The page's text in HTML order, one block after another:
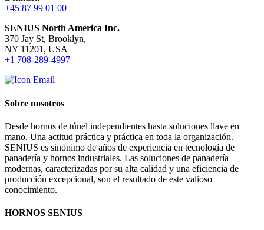
+45 87 99 01 00
SENIUS North America Inc.
370 Jay St, Brooklyn,
NY 11201, USA
+1 708-289-4997
Sobre nosotros
Desde hornos de túnel independientes hasta soluciones llave en
mano. Una actitud práctica y práctica en toda la organización.
SENIUS es sinónimo de años de experiencia en tecnología de
panadería y hornos industriales. Las soluciones de panadería
modernas, caracterizadas por su alta calidad y una eficiencia de
producción excepcional, son el resultado de este valioso
conocimiento.
HORNOS SENIUS